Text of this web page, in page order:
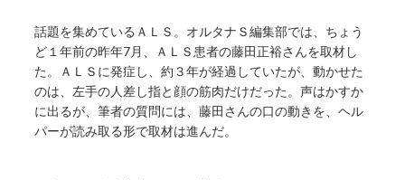
話題を集めているＡＬＳ。オルタナＳ編集部では、ちょう
ど１年前の昨年7月、ＡＬＳ患者の藤田正裕さんを取材し
た。ＡＬＳに発症し、約３年が経過していたが、動かせた
のは、左手の人差し指と顔の筋肉だけだった。声はかすか
に出るが、筆者の質問には、藤田さんの口の動きを、ヘル
パーが読み取る形で取材は進んだ。